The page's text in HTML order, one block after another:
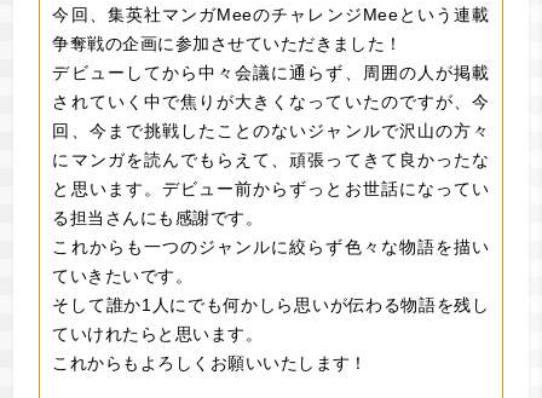
今回、集英社マンガMeeのチャレンジMeeという連載
争奪戦の企画に参加させていただきました！
デビューしてから中々会議に通らず、周囲の人が掲載
されていく中で焦りが大きくなっていたのですが、今
回、今まで挑戦したことのないジャンルで沢山の方々
にマンガを読んでもらえて、頑張ってきて良かったな
と思います。デビュー前からずっとお世話になってい
る担当さんにも感謝です。
これからも一つのジャンルに絞らず色々な物語を描い
ていきたいです。
そして誰か1人にでも何かしら思いが伝わる物語を残し
ていけれたらと思います。
これからもよろしくお願いいたします！